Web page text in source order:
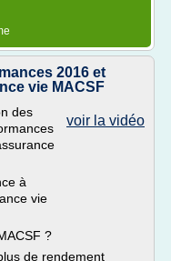
2016 et
vie MACSF
voir la vidéo
des
à
vie
?
de rendement